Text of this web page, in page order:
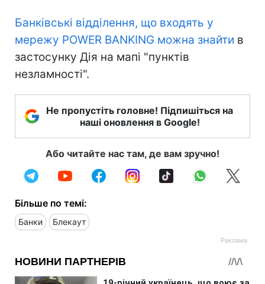
Банківські відділення, що входять у
мережу POWER BANKING можна знайти в
застосунку Дія на мапі "пунктів
незламності".
Не пропустіть головне! Підпишіться на
наші оновлення в Google!
Або читайте нас там, де вам зручно!
Більше по темі:
Банки Блекаут